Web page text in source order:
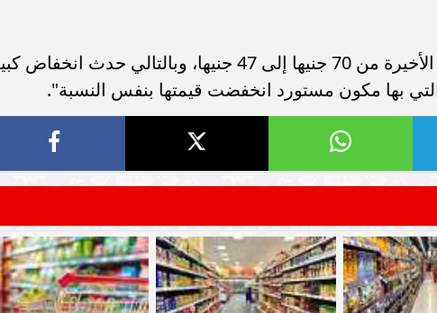
واختتم: "سعر الدولار انخفض الفترة الأخيرة من 70 جنيها إلى 47 جنيها، وبالتالي حدث انخفاض
بها مكون مستورد انخفضت قيمتها بنفس النسبة".
الأوروبية تفتح باباً
في الطاقة السعودية
السعودية يعكس متانة السيولة
الاستقرار المالي